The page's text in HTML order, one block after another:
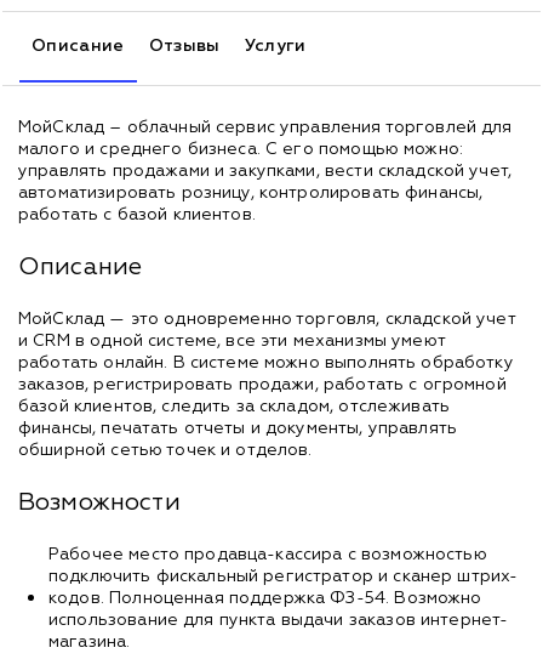
Описание Отзывы Услуги
МойСклад – облачный сервис управления торговлей для
малого и среднего бизнеса. С его помощью можно:
управлять продажами и закупками, вести складской учет,
автоматизировать розницу, контролировать финансы,
работать с базой клиентов.
Описание
МойСклад — это одновременно торговля, складской учет
и CRM в одной системе, все эти механизмы умеют
работать онлайн. В системе можно выполнять обработку
заказов, регистрировать продажи, работать с огромной
базой клиентов, следить за складом, отслеживать
финансы, печатать отчеты и документы, управлять
обширной сетью точек и отделов.
Возможности
Рабочее место продавца-кассира с возможностью
подключить фискальный регистратор и сканер штрих-
кодов. Полноценная поддержка ФЗ-54. Возможно
использование для пункта выдачи заказов интернет-
магазина.